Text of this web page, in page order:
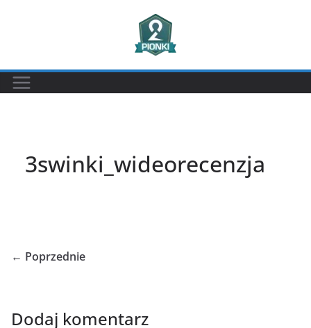
3swinki_wideorecenzja
← Poprzednie
Dodaj komentarz